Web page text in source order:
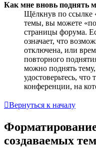
Как мне вновь поднять
Щёлкнув по ссылке
темы, вы можете
страницы форума.
означает, что
отключена, или
повторного
можно поднять
удостоверьтесь,
конференции, на
Вернуться к началу
создаваемых тем